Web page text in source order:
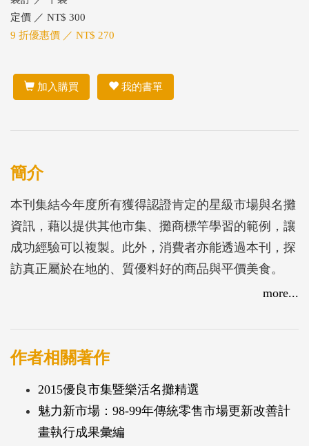
定價 ／ NT$ 300
9 折優惠價 ／ NT$ 270
加入購買 我的書單
簡介
本刊集結今年度所有獲得認證肯定的星級市場與名攤
資訊，藉以提供其他市集、攤商標竿學習的範例，讓
成功經驗可以複製。此外，消費者亦能透過本刊，探
訪真正屬於在地的、質優料好的商品與平價美食。
more...
作者相關著作
2015優良市集暨樂活名攤精選
魅力新市場：98-99年傳統零售市場更新改善計
畫執行成果彙編